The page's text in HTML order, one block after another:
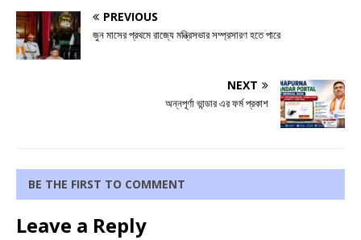
PREVIOUS
জুন মাসের প্রথমে রাজ্যে মন্ত্রিসভার সম্প্রসারণ হতে পারে
NEXT
অন্নপূর্ণা ভান্ডার এর ফর্ম প্রকাশ
BE THE FIRST TO COMMENT
Leave a Reply